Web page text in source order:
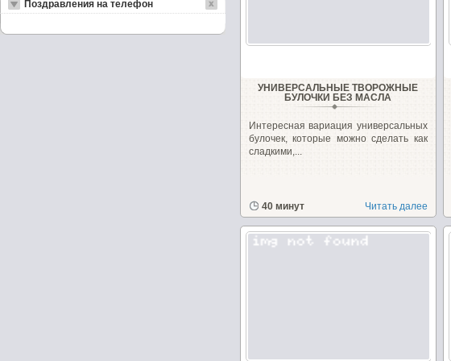
УНИВЕРСАЛЬНЫЕ ТВОРОЖНЫЕ
БУЛОЧКИ БЕЗ МАСЛА
Интересная вариация универсальных
булочек, которые можно сделать как
сладкими,...
40 минут Читать далее
Поздравления на телефон